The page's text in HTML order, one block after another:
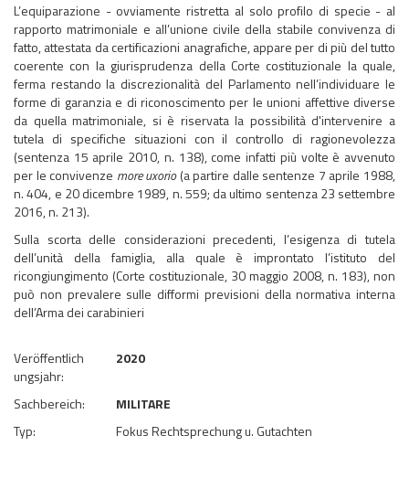
L’equiparazione - ovviamente ristretta al solo profilo di specie - al
rapporto matrimoniale e all’unione civile della stabile convivenza di
fatto, attestata da certificazioni anagrafiche, appare per di più del tutto
coerente con la giurisprudenza della Corte costituzionale la quale,
ferma restando la discrezionalità del Parlamento nell’individuare le
forme di garanzia e di riconoscimento per le unioni affettive diverse
da quella matrimoniale, si è riservata la possibilità d'intervenire a
tutela di specifiche situazioni con il controllo di ragionevolezza
(sentenza 15 aprile 2010, n. 138), come infatti più volte è avvenuto
per le convivenze more uxorio(a partire dalle sentenze 7 aprile 1988,
n. 404, e 20 dicembre 1989, n. 559; da ultimo sentenza 23 settembre
2016, n. 213).
Sulla scorta delle considerazioni precedenti, l’esigenza di tutela
dell’unità della famiglia, alla quale è improntato l’istituto del
ricongiungimento (Corte costituzionale, 30 maggio 2008, n. 183), non
può non prevalere sulle difformi previsioni della normativa interna
dell’Arma dei carabinieri
Veröffentlich
ungsjahr:
2020
Sachbereich:
MILITARE
Typ:
Fokus Rechtsprechung u. Gutachten